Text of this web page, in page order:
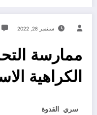
سبتمبر 28, 2022
ممارسة
الكراهية
سري القدوة